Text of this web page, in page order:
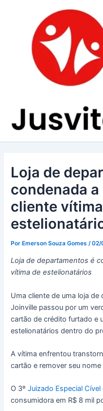
Loja de
condenada
cliente
PorEmerson Souza Gomes /02/
Loja de departamentos é
vítima de estelionatários
Uma cliente de uma loja
Joinville passou por um
cartão de crédito furtado e
estelionatários dentro do
A vítima enfrentou
cartão e remover seu
O 3ºJuizado Especial Cível
consumidora em R$ 8 mil